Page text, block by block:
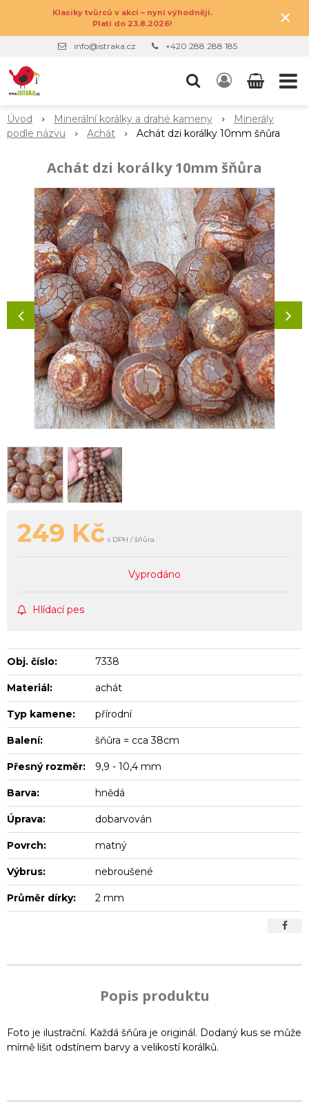
Klasiky tvůrců v akci – nyní výhodněji.
Platí do 23.8.2026!
×
info@istraka.cz +420 288 288 185
Úvod Minerální korálky a drahé kameny
Minerály
podle názvu
Achát Achát dzi korálky 10mm šňůra
Achát dzi korálky 10mm šňůra
249 Kč s DPH / šňůra
Vyprodáno
Hlídací pes
Obj. číslo: 7338
Materiál: achát
Typ kamene: přírodní
Balení: šňůra = cca 38cm
Přesný rozměr: 9,9 - 10,4 mm
Barva: hnědá
Úprava: dobarvován
Povrch: matný
Výbrus: nebroušené
Průměr dírky: 2 mm
Popis produktu
Foto je ilustrační. Každá šňůra je originál. Dodaný kus se může
mírně lišit odstínem barvy a velikostí korálků.